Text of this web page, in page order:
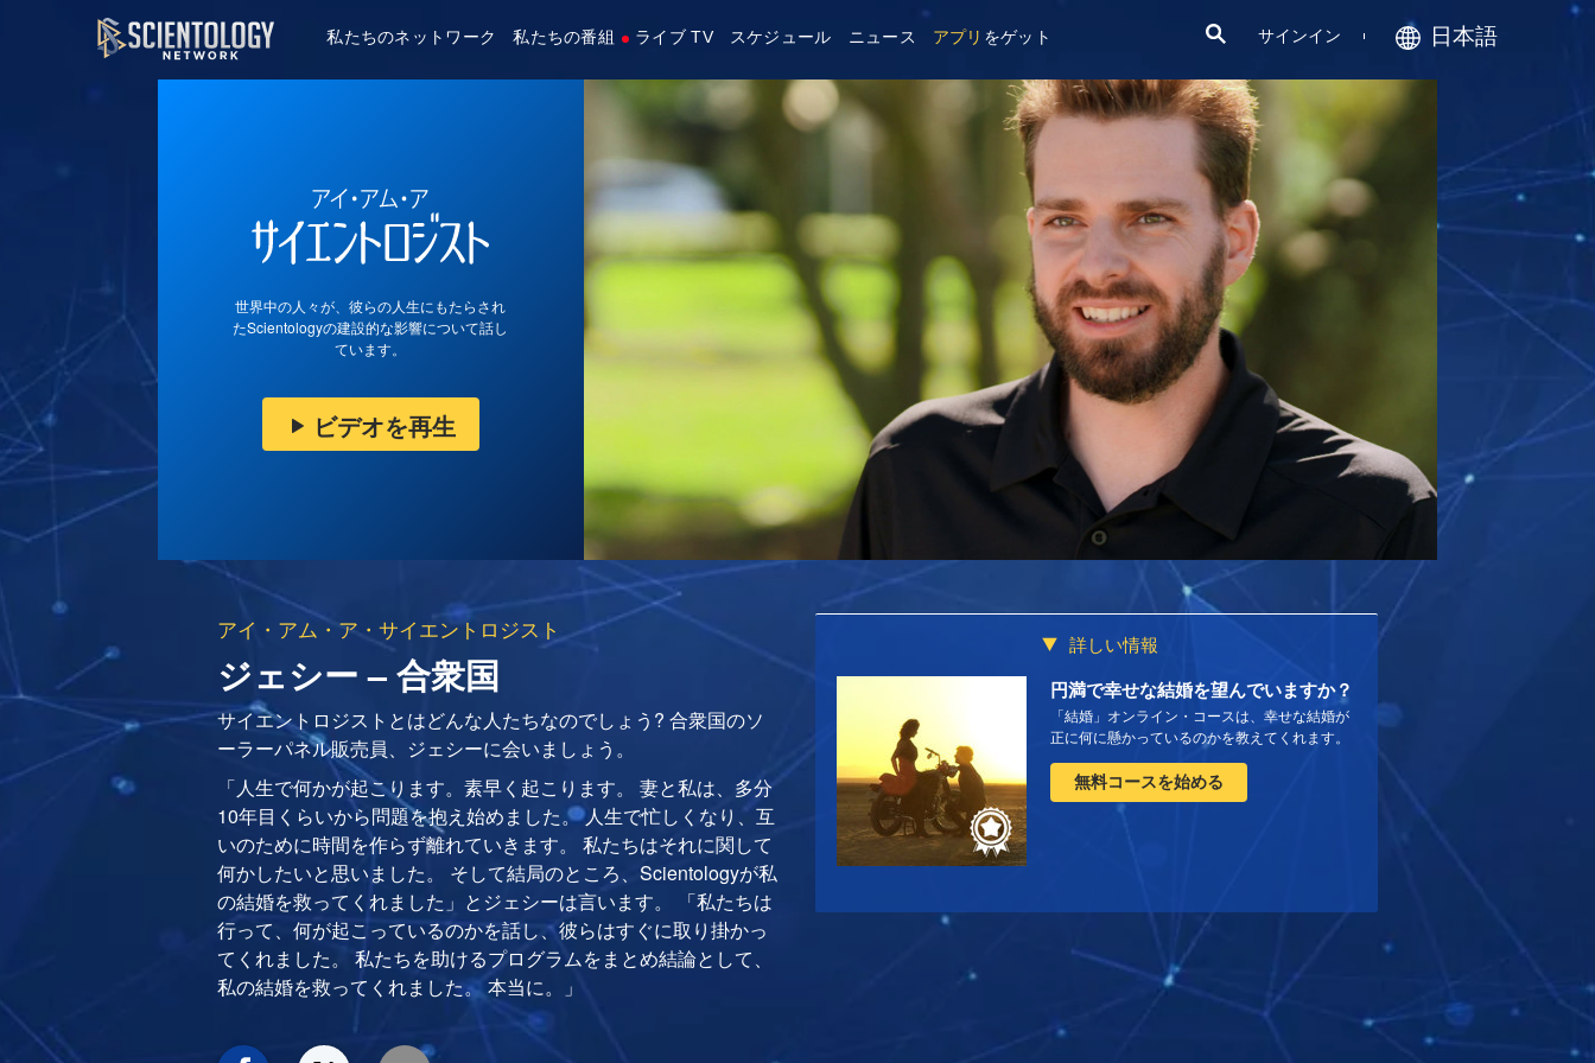
私たちのネットワーク 私たちの番組 ライブ TV スケジュール ニュース アプリ をゲット サインイン 日本語
世界中の人々が、彼らの人生にもたらされ
たScientologyの建設的な影響について話し
ています。
ビデオを再生
アイ・アム・ア・サイエントロジスト
ジェシー – 合衆国
サイエントロジストとはどんな人たちなのでしょう? 合衆国のソ
ーラーパネル販売員、ジェシーに会いましょう。
「人生で何かが起こります。素早く起こります。 妻と私は、多分
10年目くらいから問題を抱え始めました。 人生で忙しくなり、互
いのために時間を作らず離れていきます。 私たちはそれに関して
何かしたいと思いました。 そして結局のところ、Scientologyが私
の結婚を救ってくれました」とジェシーは言います。 「私たちは
行って、何が起こっているのかを話し、彼らはすぐに取り掛かっ
てくれました。 私たちを助けるプログラムをまとめ結論として、
私の結婚を救ってくれました。 本当に。」
詳しい情報
円満で幸せな結婚を望んでいますか？
「結婚」オンライン・コースは、幸せな結婚が
正に何に懸かっているのかを教えてくれます。
無料コースを始める